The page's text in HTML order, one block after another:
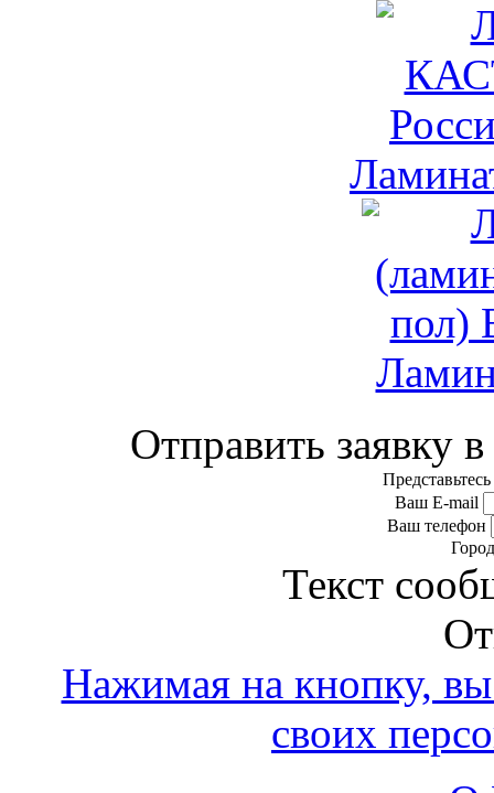
Отправить заявку
Представьтесь
Ваш E-mail
Ваш телефон
Город
Текст
Нажимая на кнопку, вы
своих